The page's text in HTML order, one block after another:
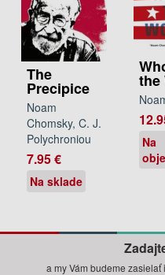
The
Precipice
Noam
Chomsky, C. J.
Polychroniou
7.95 €
Na sklade
the
Na
a my Vám budeme